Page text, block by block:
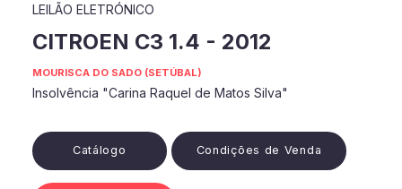
LEILÃO ELETRÓNICO
CITROEN C3 1.4 - 2012
MOURISCA DO SADO (SETÚBAL)
Insolvência "Carina Raquel de Matos Silva"
Catálogo Condições de Venda